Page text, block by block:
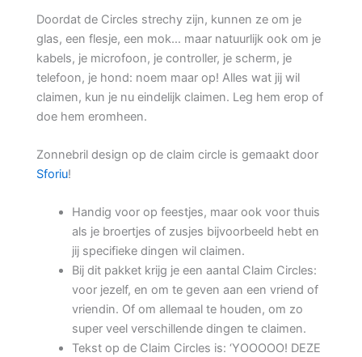
Doordat de Circles strechy zijn, kunnen ze om je
glas, een flesje, een mok… maar natuurlijk ook om je
kabels, je microfoon, je controller, je scherm, je
telefoon, je hond: noem maar op! Alles wat jij wil
claimen, kun je nu eindelijk claimen. Leg hem erop of
doe hem eromheen.
Zonnebril design op de claim circle is gemaakt door
Sforiu!
Handig voor op feestjes, maar ook voor thuis
als je broertjes of zusjes bijvoorbeeld hebt en
jij specifieke dingen wil claimen.
Bij dit pakket krijg je een aantal Claim Circles:
voor jezelf, en om te geven aan een vriend of
vriendin. Of om allemaal te houden, om zo
super veel verschillende dingen te claimen.
Tekst op de Claim Circles is: ‘YOOOOO! DEZE